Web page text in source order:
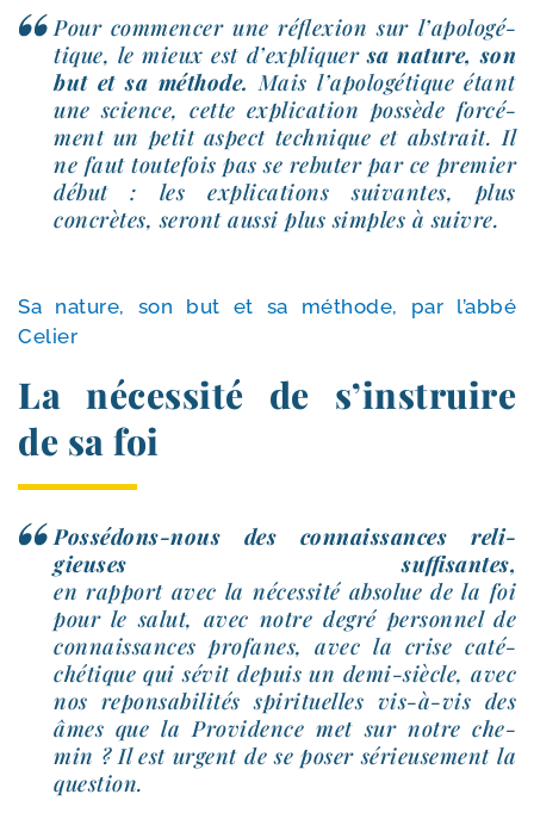
Pour com­men­cer une réflexion sur l’a­po­lo­gé­
tique, le mieux est d’ex­pli­quersa nature, son
but et sa méthode. Mais l’a­po­lo­gé­tique étant
une science, cette expli­ca­tion pos­sède for­cé­
ment un petit aspect tech­nique et abs­trait. Il
ne faut tou­te­fois pas se rebu­ter par ce pre­mier
début : les expli­ca­tions sui­vantes, plus
concrètes, seront aus­si plus simples à suivre.
Sa nature, son but et sa méthode, par l’ab­bé
Celier
La nécessité de s’instruire
de sa foi
Possédons-​nous des connais­sances reli­
gieuses suf­fi­santes,
en rap­port avec la néces­si­té abso­lue de la foi
pour le salut, avec notre degré per­son­nel de
connais­sances pro­fanes, avec la crise caté­
ché­tique qui sévit depuis un demi-​siècle, avec
nos repon­sa­bi­li­tés spi­ri­tuelles vis-​à-​vis des
âmes que la Providence met sur notre che­
min ? Il est urgent de se poser sérieu­se­ment la
question.